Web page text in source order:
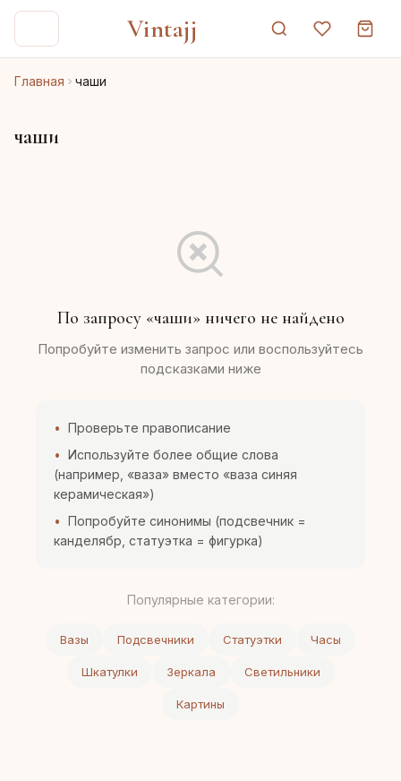
Vintajj
Главная чаши
чаши
По запросу «чаши» ничего не найдено
Попробуйте изменить запрос или воспользуйтесь
подсказками ниже
Проверьте правописание
Используйте более общие слова
(например, «ваза» вместо «ваза синяя
керамическая»)
Попробуйте синонимы (подсвечник =
канделябр, статуэтка = фигурка)
Популярные категории:
Вазы Подсвечники Статуэтки Часы
Шкатулки Зеркала Светильники
Картины